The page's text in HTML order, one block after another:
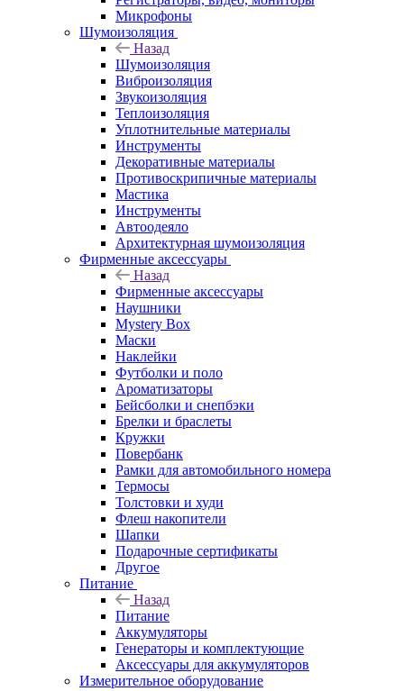
Микрофоны
Шумоизоляция
Назад
Шумоизоляция
Виброизоляция
Звукоизоляция
Теплоизоляция
Уплотнительные материалы
Инструменты
Декоративные материалы
Противоскрипичные материалы
Мастика
Инструменты
Автоодеяло
Архитектурная шумоизоляция
Фирменные аксессуары
Назад
Фирменные аксессуары
Наушники
Mystery Box
Маски
Наклейки
Футболки и поло
Ароматизаторы
Бейсболки и снепбэки
Брелки и браслеты
Кружки
Повербанк
Рамки для автомобильного номера
Термосы
Толстовки и худи
Флеш накопители
Шапки
Подарочные сертификаты
Другое
Питание
Назад
Питание
Аккумуляторы
Генераторы и комплектующие
Аксессуары для аккумуляторов
Измерительное оборудование